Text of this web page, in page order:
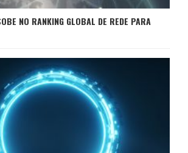
NO RANKING GLOBAL DE REDE PARA